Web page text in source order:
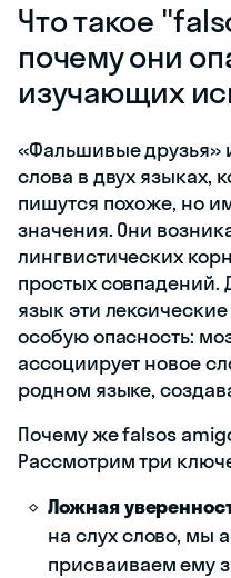
Что такое
почему они
изучающих
«Фальшивые друзья»
слова в двух языках,
пишутся похоже, но
значения. Они
лингвистических
простых
язык эти
особую опасность:
ассоциирует новое
родном языке,
Почему же falsos
Рассмотрим три
Ложная
на слух слово, мы
присваиваем ему